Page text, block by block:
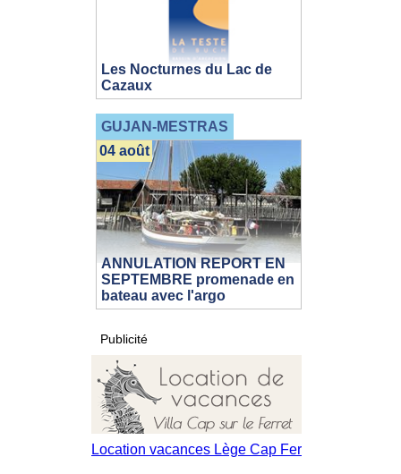
Les Nocturnes du Lac de
Cazaux
GUJAN-MESTRAS
ANNULATION REPORT EN
SEPTEMBRE promenade en
bateau avec l'argo
04 août
Publicité